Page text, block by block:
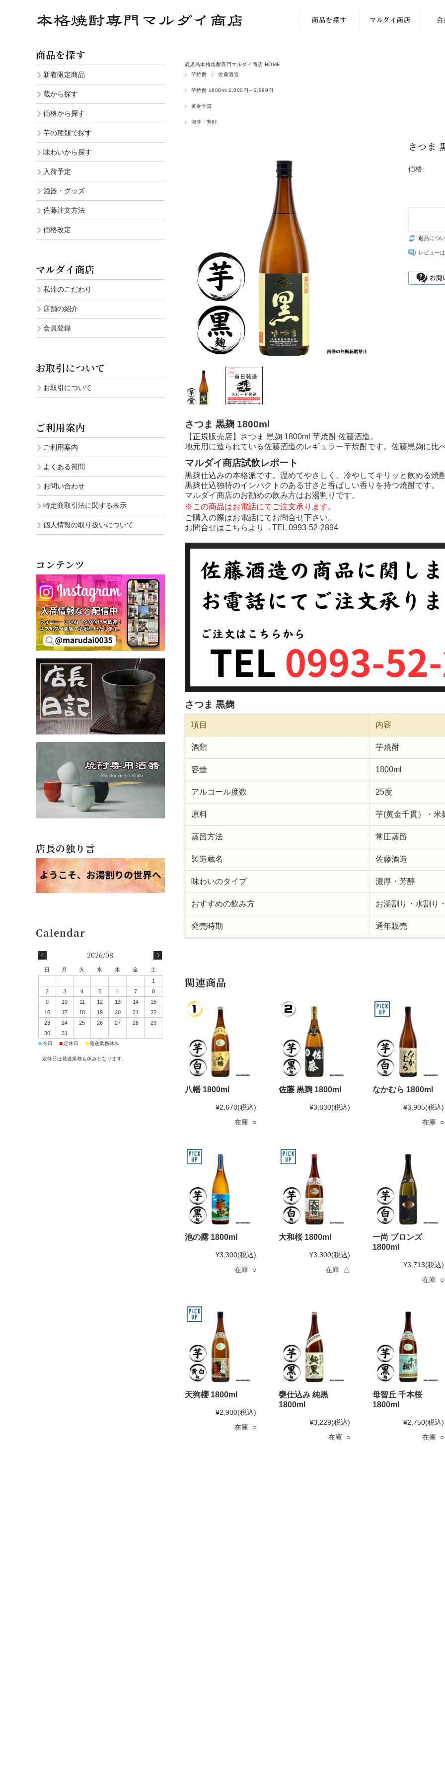
商品を探す マルダイ商店
鹿児島本格焼酎専門マルダイ商店 HOME
芋焼酎
佐藤酒造
芋焼酎 1800ml 2,000円～2,999円
黄金千貫
濃厚・芳醇
さつま
価格:
返品につ
レビュー
さつま 黒麹 1800ml
【正規販売店】さつま 黒麹 1800ml 芋焼酎 佐藤酒造。
地元用に造られている佐藤酒造のレギュラー芋焼酎です。佐藤黒麹に比
マルダイ商店試飲レポート
黒麹仕込みの本格派です。温めてやさしく、冷やしてキリッと飲める焼
黒麹仕込独特のインパクトのある甘さと香ばしい香りを持つ焼酎です。
マルダイ商店のお勧めの飲み方はお湯割りです。
※この商品はお電話にてご注文承ります。
ご購入の際はお電話にてお問合せ下さい。
お問合せはこちらより→TEL 0993-52-2894
さつま 黒麹
項目 内容
酒類 芋焼酎
容量 1800ml
アルコール度数 25度
原料 芋(黄金千貫）・米
蒸留方法 常圧蒸留
製造蔵名 佐藤酒造
味わいのタイプ 濃厚・芳醇
おすすめの飲み方 お湯割り・水割り
発売時期 通年販売
関連商品
八幡 1800ml
¥2,670(税込)
在庫 ○
佐藤 黒麹 1800ml
¥3,830(税込)
なかむら 1800ml
¥3,905(税込)
在庫 ○
池の露 1800ml
¥3,300(税込)
在庫 ○
大和桜 1800ml
¥3,300(税込)
在庫 △
一尚 ブロンズ
1800ml
¥3,713(税込)
在庫 ○
天狗櫻 1800ml
¥2,900(税込)
在庫 ○
甕仕込み 純黒
1800ml
¥3,229(税込)
在庫 ○
母智丘 千本桜
1800ml
¥2,750(税込)
在庫 ○
商品を探す
新着限定商品
蔵から探す
価格から探す
芋の種類で探す
味わいから探す
入荷予定
酒器・グッズ
佐藤注文方法
価格改定
マルダイ商店
私達のこだわり
店舗の紹介
会員登録
お取引について
お取引について
ご利用案内
ご利用案内
よくある質問
お問い合わせ
特定商取引法に関する表示
個人情報の取り扱いについて
コンテンツ
店長の独り言
2026/08
日 月 火 水 木 金
土
1
2
3 4 5 6 7
8
9
10 11 12 13 14
15
16
17 18 19 20 21
22
23
24 25 26 27 28
29
30
31
■今日 ■定休日 ■発送業務休み
定休日は発送業務も休みとなります。